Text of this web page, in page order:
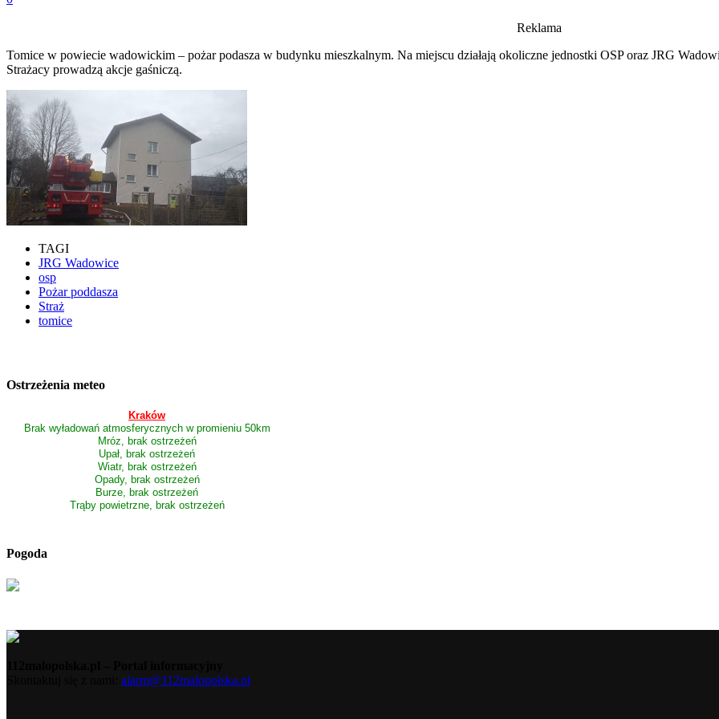
Reklama
Tomice w powiecie wadowickim – pożar podasza w budynku mieszkalnym. Na miejscu działają okoliczne jednostki OSP oraz JRG
Strażacy prowadzą akcje gaśniczą.
TAGI
JRG Wadowice
osp
Pożar poddasza
Straż
tomice
Ostrzeżenia meteo
Kraków
Brak wyładowań atmosferycznych w promieniu 50km
Mróz, brak ostrzeżeń
Upał, brak ostrzeżeń
Wiatr, brak ostrzeżeń
Opady, brak ostrzeżeń
Burze, brak ostrzeżeń
Trąby powietrzne, brak ostrzeżeń
Pogoda
alarm@112malopolska.pl